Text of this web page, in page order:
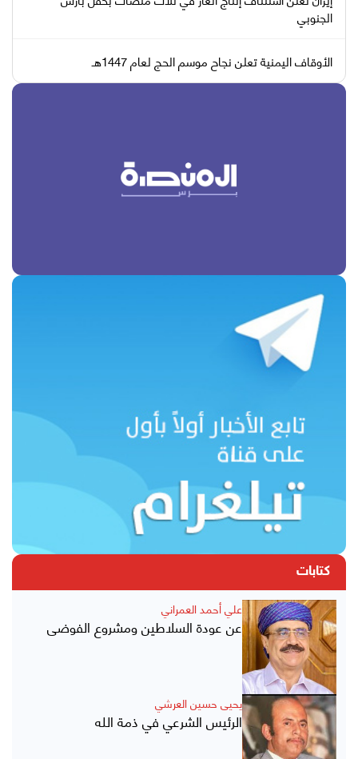
الجنوبي
الأوقاف اليمنية تعلن نجاح موسم الحج لعام 1447هـ
كتابات
علي أحمد العمراني
عن عودة السلاطين ومشروع الفوضى
يحيى حسين العرشي
الرئيس الشرعي في ذمة الله